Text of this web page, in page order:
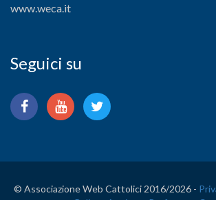
www.weca.it
Seguici su
© Associazione Web Cattolici 2016/2026 -